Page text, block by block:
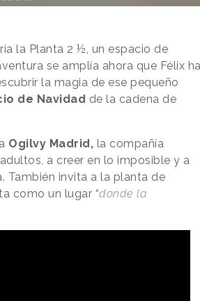
la Planta 2 ½, un espacio de
se amplía ahora que Félix ha
la magia de ese pequeño
de Navidad de la cadena de
Ogilvy Madrid, la compañía
a creer en lo imposible y a
También invita a la planta de
como un lugar “donde la